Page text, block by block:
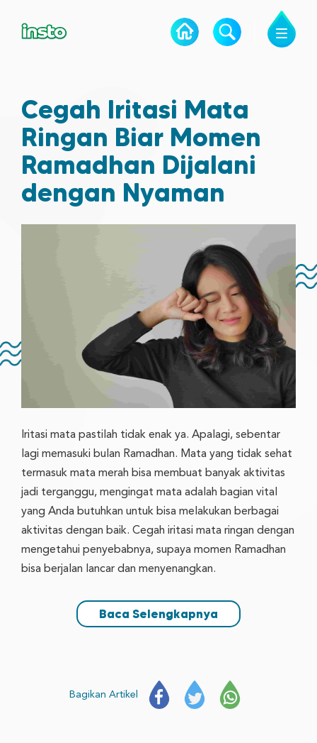
Cegah Iritasi Mata
Ringan Biar Momen
Ramadhan Dijalani
dengan Nyaman
Iritasi mata pastilah tidak enak ya. Apalagi, sebentar
lagi memasuki bulan Ramadhan. Mata yang tidak sehat
termasuk mata merah bisa membuat banyak aktivitas
jadi terganggu, mengingat mata adalah bagian vital
yang Anda butuhkan untuk bisa melakukan berbagai
aktivitas dengan baik. Cegah iritasi mata ringan dengan
mengetahui penyebabnya, supaya momen Ramadhan
bisa berjalan lancar dan menyenangkan.
Baca Selengkapnya
Bagikan Artikel